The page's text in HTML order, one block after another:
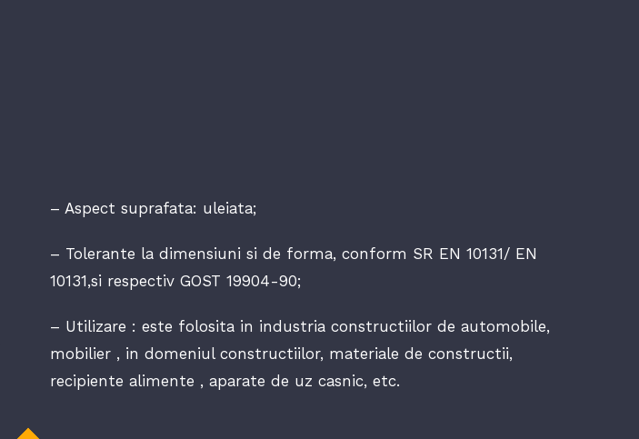
– Aspect suprafata: uleiata;
– Tolerante la dimensiuni si de forma, conform SR EN 10131/ EN
10131,si respectiv GOST 19904-90;
– Utilizare : este folosita in industria constructiilor de automobile,
mobilier , in domeniul constructiilor, materiale de constructii,
recipiente alimente , aparate de uz casnic, etc.